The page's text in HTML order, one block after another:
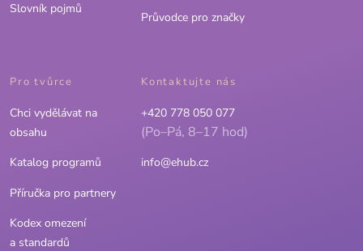
Slovník pojmů
Průvodce pro značky
Pro tvůrce
Chci vydělávat na
obsahu
Katalog programů
Příručka pro partnery
Kodex omezení
a standardů
Kontaktujte nás
+420 778 050 077
(Po–Pá, 8–17 hod)
info@ehub.cz